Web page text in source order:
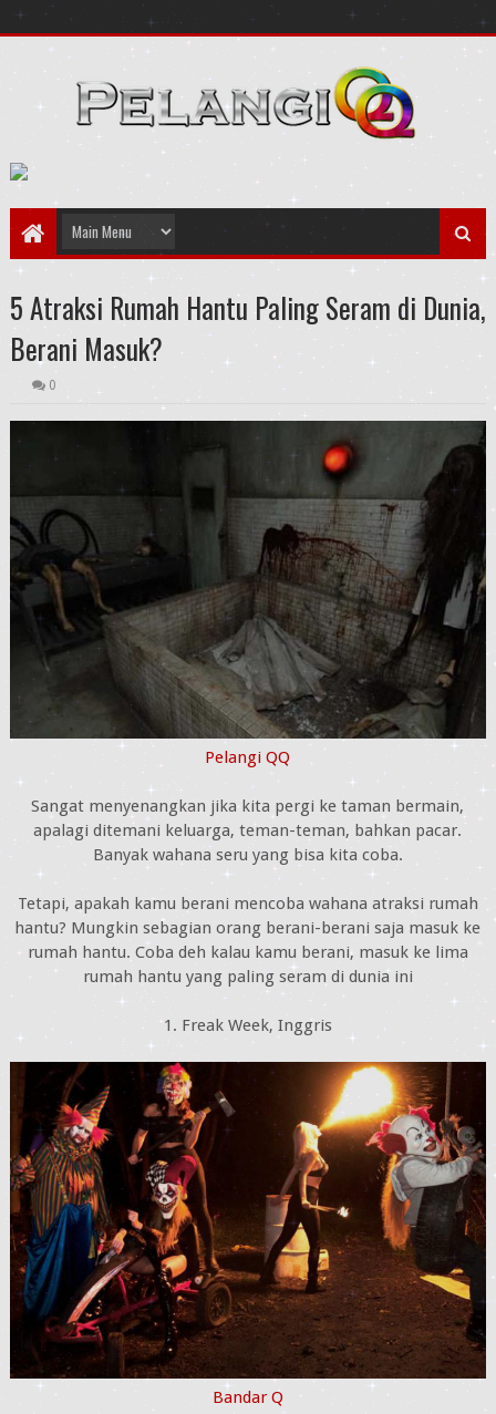
5 Atraksi Rumah Hantu Paling Seram di Dunia,
Berani Masuk?
0
Pelangi QQ
Sangat menyenangkan jika kita pergi ke taman bermain,
apalagi ditemani keluarga, teman-teman, bahkan pacar.
Banyak wahana seru yang bisa kita coba.
Tetapi, apakah kamu berani mencoba wahana atraksi rumah
hantu? Mungkin sebagian orang berani-berani saja masuk ke
rumah hantu. Coba deh kalau kamu berani, masuk ke lima
rumah hantu yang paling seram di dunia ini
1. Freak Week, Inggris
Bandar Q